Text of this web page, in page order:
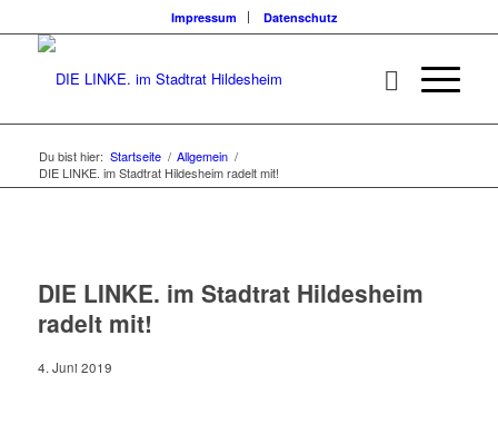
Impressum Datenschutz
Du bist hier: Startseite / Allgemein /
DIE LINKE. im Stadtrat Hildesheim radelt mit!
DIE LINKE. im Stadtrat Hildesheim
radelt mit!
4. Juni 2019